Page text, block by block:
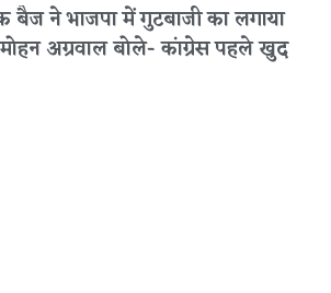
बैज ने भाजपा में गुटबाजी का लगाया
अग्रवाल बोले- कांग्रेस पहले खुद